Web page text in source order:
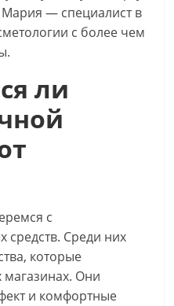
— специалист в
с более чем
ли
с
средств. Среди них
которые
Они
и комфортные